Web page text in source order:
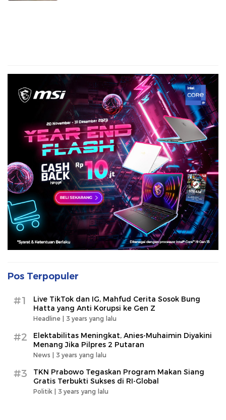
Pos Terpopuler
#1
Live TikTok dan IG, Mahfud Cerita Sosok Bung
Hatta yang Anti Korupsi ke Gen Z
Headline | 3 years yang lalu
#2
Elektabilitas Meningkat, Anies-Muhaimin Diyakini
Menang Jika Pilpres 2 Putaran
News | 3 years yang lalu
#3
TKN Prabowo Tegaskan Program Makan Siang
Gratis Terbukti Sukses di RI-Global
Politik | 3 years yang lalu